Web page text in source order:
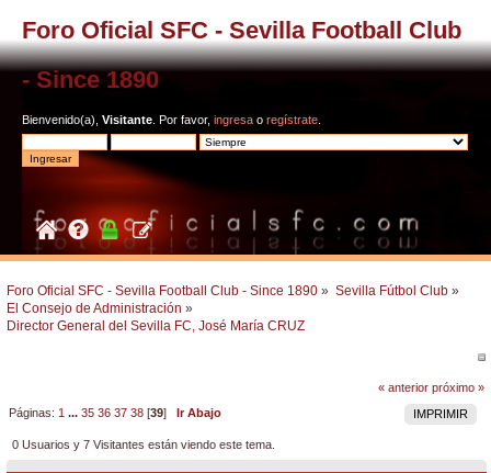
Foro Oficial SFC - Sevilla Football Club
- Since 1890
Bienvenido(a), Visitante . Por favor, ingresa o regístrate
Foro Oficial SFC - Sevilla Football Club - Since 1890 » Sevilla Fútbol Club »
El Consejo de Administración »
Director General del Sevilla FC, José María CRUZ
« anterior próximo »
IMPRIMIR
Páginas: 1 ...35 36 37 38 [39]Ir Abajo
0 Usuarios y 7 Visitantes están viendo este tema.